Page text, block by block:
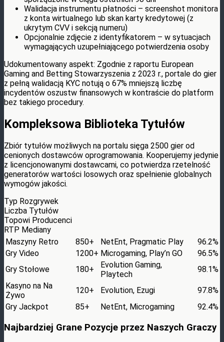
Walidacja instrumentu płatności – screenshot monitora
z konta wirtualnego lub skan karty kredytowej (z
ukrytym CVV i sekcją numeru)
Opcjonalnie zdjęcie z identyfikatorem – w sytuacjach
wymagających uzupełniającego potwierdzenia osoby
Udokumentowany aspekt: Zgodnie z raportu European
Gaming and Betting Stowarzyszenia z 2023 r., portale do gier
z pełną walidacją KYC notują o 67% mniejszą liczbę
incydentów oszustw finansowych w kontraście do platform
bez takiego procedury.
Kompleksowa Biblioteka Tytułów
Zbiór tytułów możliwych na portalu sięga 2500 gier od
cenionych dostawców oprogramowania. Kooperujemy jedynie
z licencjonowanymi dostawcami, co potwierdza rzetelność
generatorów wartości losowych oraz spełnienie globalnych
wymogów jakości.
Typ Rozgrywek
Liczba Tytułów
Topowi Producenci
RTP Mediany
Maszyny Retro
850+ NetEnt, Pragmatic Play
96.2%
Gry Video
1200+ Microgaming, Play’n GO
96.5%
Gry Stołowe
180+
Evolution Gaming,
Playtech
98.1%
Kasyno na Na
Żywo
120+ Evolution, Ezugi
97.8%
Gry Jackpot
85+ NetEnt, Microgaming 92.4%
Najbardziej Grane Pozycje przez Naszych Graczy